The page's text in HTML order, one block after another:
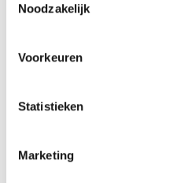
Noodzakelijk
Voorkeuren
Statistieken
Marketing
123 Products